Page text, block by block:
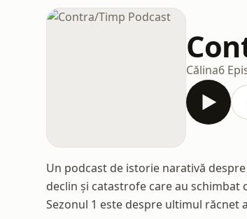
Călina6
Un podcast de istorie narativă
declin și catastrofe care au schimbat
Sezonul 1 este despre ultimul răcnet